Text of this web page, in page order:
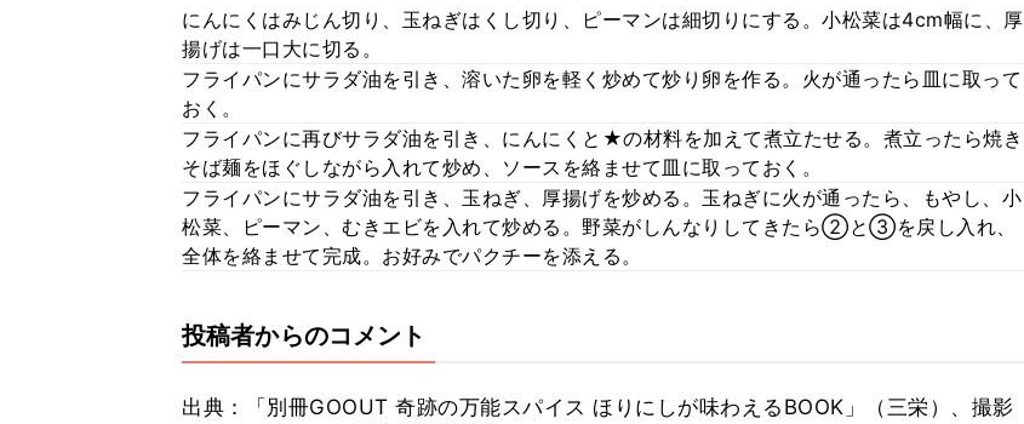
にんにくはみじん切り、玉ねぎはくし切り、ピーマンは細切りにする。小松菜は4cm幅に、厚
揚げは一口大に切る。
フライパンにサラダ油を引き、溶いた卵を軽く炒めて炒り卵を作る。火が通ったら皿に取って
おく。
フライパンに再びサラダ油を引き、にんにくと★の材料を加えて煮立たせる。煮立ったら焼き
そば麺をほぐしながら入れて炒め、ソースを絡ませて皿に取っておく。
フライパンにサラダ油を引き、玉ねぎ、厚揚げを炒める。玉ねぎに火が通ったら、もやし、小
松菜、ピーマン、むきエビを入れて炒める。野菜がしんなりしてきたら②と③を戻し入れ、
全体を絡ませて完成。お好みでパクチーを添える。
投稿者からのコメント
出典：「別冊GOOUT 奇跡の万能スパイス ほりにしが味わえるBOOK」（三栄）、撮影